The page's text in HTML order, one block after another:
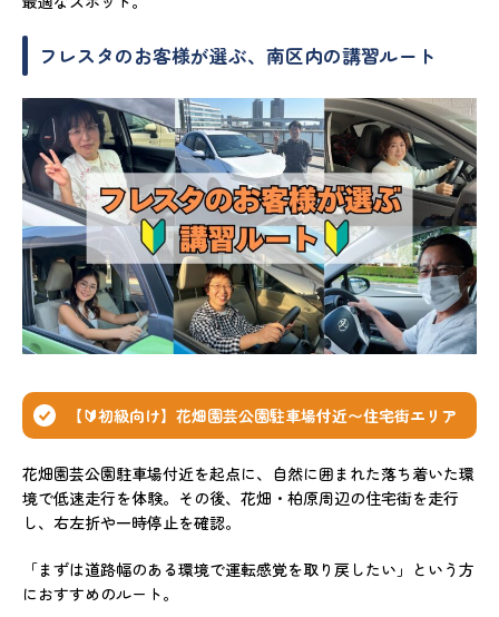
フレスタのお客様が選ぶ、南区内の講習ルート
【🔰初級向け】花畑園芸公園駐車場付近〜住宅街エリア
花畑園芸公園駐車場付近を起点に、自然に囲まれた落ち着いた環
境で低速走行を体験。その後、花畑・柏原周辺の住宅街を走行
し、右左折や一時停止を確認。
「まずは道路幅のある環境で運転感覚を取り戻したい」という方
におすすめのルート。